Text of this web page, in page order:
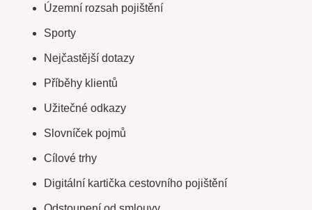
Územní rozsah pojištění
Sporty
Nejčastější dotazy
Příběhy klientů
Užitečné odkazy
Slovníček pojmů
Cílové trhy
Digitální kartička cestovního pojištění